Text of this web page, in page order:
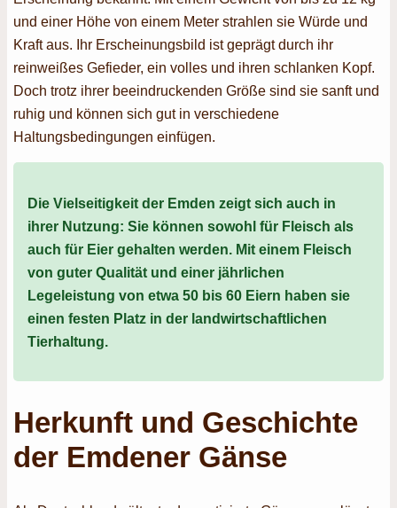
und einer Höhe von einem Meter strahlen sie Würde und
Kraft aus. Ihr Erscheinungsbild ist geprägt durch ihr
reinweißes Gefieder, ein volles und ihren schlanken Kopf.
Doch trotz ihrer beeindruckenden Größe sind sie sanft und
ruhig und können sich gut in verschiedene
Haltungsbedingungen einfügen.
Die Vielseitigkeit der Emden zeigt sich auch in
ihrer Nutzung: Sie können sowohl für Fleisch als
auch für Eier gehalten werden. Mit einem Fleisch
von guter Qualität und einer jährlichen
Legeleistung von etwa 50 bis 60 Eiern haben sie
einen festen Platz in der landwirtschaftlichen
Tierhaltung.
Herkunft und Geschichte
der Emdener Gänse